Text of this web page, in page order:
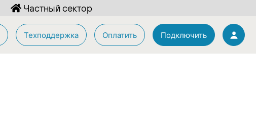
Частный сектор
Техподдержка Оплатить Подключить